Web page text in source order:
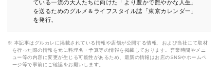
ている一流の大人たちに向けた「より豊かで艶やかな人生」
を送るためのグルメ＆ライフスタイル誌「東京カレンダー」
を発行。
※ 本記事はグルカレに掲載されている情報や店舗が公開する情報、および当社にて取材
を行った際の情報を元に料理名・予算等の情報を掲載しております。営業時間やメニ
ュー等の内容に変更が生じる可能性があるため、最新の情報はお店のSNSやホームペ
ージ等で事前にご確認をお願いします。